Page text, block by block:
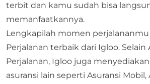
terbit dan kamu sudah bisa
memanfaatkannya.
Lengkapilah momen perjalananmu
Perjalanan terbaik dari Igloo. Selain
Perjalanan, Igloo juga
asuransi lain seperti Asuransi Mobil,